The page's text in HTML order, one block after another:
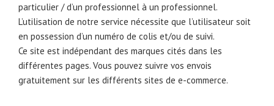
particulier / d’un professionnel à un professionnel.
L’utilisation de notre service nécessite que l’utilisateur soit
en possession d’un numéro de colis et/ou de suivi.
Ce site est indépendant des marques cités dans les
différentes pages. Vous pouvez suivre vos envois
gratuitement sur les différents sites de e-commerce.